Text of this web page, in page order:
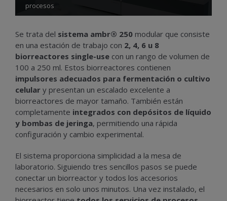
procesos
Se trata del sistema ambr® 250 modular que consiste
en una estación de trabajo con 2, 4, 6 u 8
biorreactores single-use con un rango de volumen de
100 a 250 ml. Estos biorreactores contienen
impulsores adecuados para fermentación o cultivo
celular y presentan un escalado excelente a
biorreactores de mayor tamaño. También están
completamente integrados con depósitos de líquido
y bombas de jeringa, permitiendo una rápida
configuración y cambio experimental.
El sistema proporciona simplicidad a la mesa de
laboratorio. Siguiendo tres sencillos pasos se puede
conectar un biorreactor y todos los accesorios
necesarios en solo unos minutos. Una vez instalado, el